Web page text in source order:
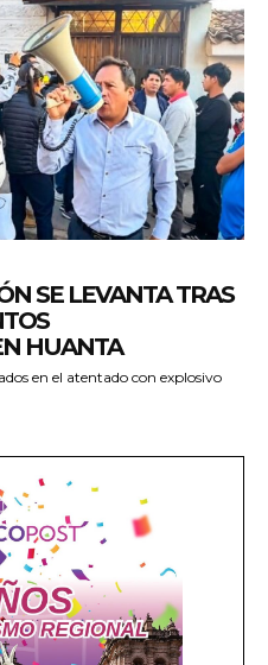
SE LEVANTA TRAS
HUANTA
en el atentado con explosivo